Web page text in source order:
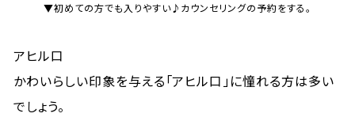
▼初めての方でも入りやすい♪カウンセリングの予約をする。
アヒル口
かわいらしい印象を与える「アヒル口」に憧れる方は多い
でしょう。